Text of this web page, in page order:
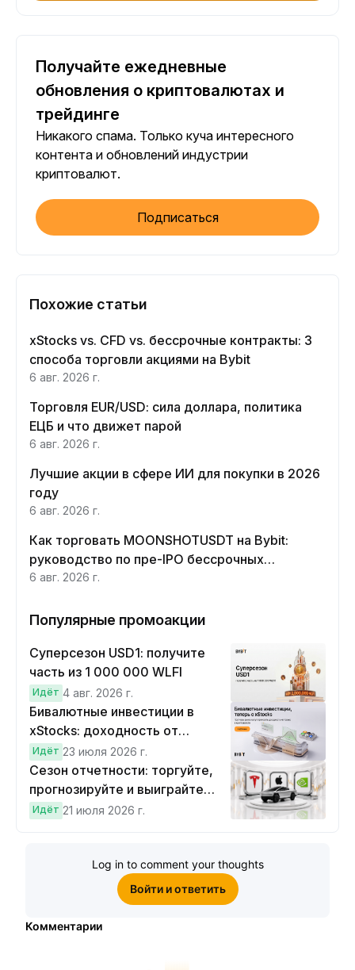
Получайте ежедневные
обновления о криптовалютах и
трейдинге
Никакого спама. Только куча интересного
контента и обновлений индустрии
криптовалют.
Подписаться
Похожие статьи
xStocks vs. CFD vs. бессрочные контракты: 3
способа торговли акциями на Bybit
6 авг. 2026 г.
Торговля EUR/USD: сила доллара, политика
ЕЦБ и что движет парой
6 авг. 2026 г.
Лучшие акции в сфере ИИ для покупки в 2026
году
6 авг. 2026 г.
Как торговать MOONSHOTUSDT на Bybit:
руководство по пре-IPO бессрочных
контрактов Moonshot AI
6 авг. 2026 г.
Популярные промоакции
Суперсезон USD1: получите
часть из 1 000 000 WLFI
Идёт 4 авг. 2026 г.
Бивалютные инвестиции в
xStocks: доходность от
прогнозов
Идёт 23 июля 2026 г.
Сезон отчетности: торгуйте,
прогнозируйте и выиграйте
Cybertruck!
Идёт 21 июля 2026 г.
Log in to comment your thoughts
Войти и ответить
Комментарии